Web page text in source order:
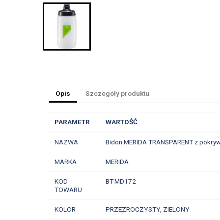
Opis Szczegóły produktu
PARAMETR WARTOŚĆ
NAZWA Bidon MERIDA TRANSPARENT z
MARKA MERIDA
KOD
TOWARU
BT-MD172
KOLOR PRZEZROCZYSTY, ZIELONY